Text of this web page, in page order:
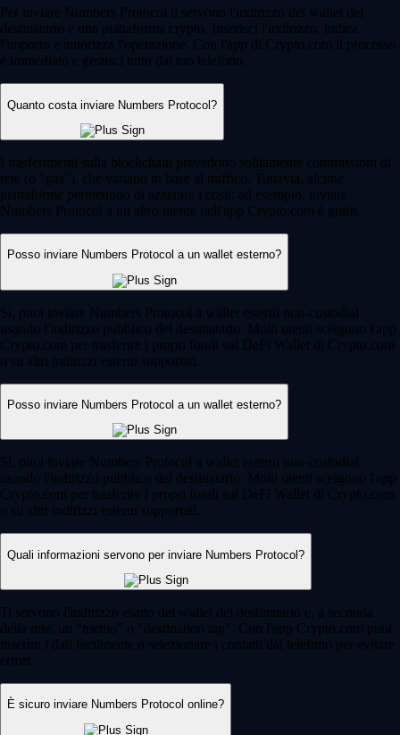
Per inviare Numbers Protocol ti servono l'indirizzo del wallet del
destinatario e una piattaforma crypto. Inserisci l'indirizzo, indica
l'importo e autorizza l'operazione. Con l'app di Crypto.com il processo
è immediato e gestisci tutto dal tuo telefono.
Quanto costa inviare Numbers Protocol?
I trasferimenti sulla blockchain prevedono solitamente commissioni di
rete (o "gas"), che variano in base al traffico. Tuttavia, alcune
piattaforme permettono di azzerare i costi: ad esempio, inviare
Numbers Protocol a un altro utente nell'app Crypto.com è gratis.
Posso inviare Numbers Protocol a un wallet esterno?
Sì, puoi inviare Numbers Protocol a wallet esterni non-custodial
usando l'indirizzo pubblico del destinatario. Molti utenti scelgono l'app
Crypto.com per trasferire i propri fondi sul DeFi Wallet di Crypto.com
o su altri indirizzi esterni supportati.
Posso inviare Numbers Protocol a un wallet esterno?
Sì, puoi inviare Numbers Protocol a wallet esterni non-custodial
usando l'indirizzo pubblico del destinatario. Molti utenti scelgono l'app
Crypto.com per trasferire i propri fondi sul DeFi Wallet di Crypto.com
o su altri indirizzi esterni supportati.
Quali informazioni servono per inviare Numbers Protocol?
Ti servono l'indirizzo esatto del wallet del destinatario e, a seconda
della rete, un "memo" o "destination tag". Con l'app Crypto.com puoi
inserire i dati facilmente o selezionare i contatti dal telefono per evitare
errori.
È sicuro inviare Numbers Protocol online?